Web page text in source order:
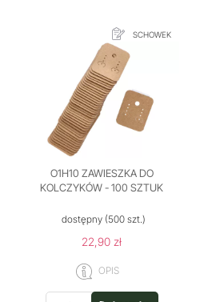
SCHOWEK
O1H10 ZAWIESZKA DO
KOLCZYKÓW - 100 SZTUK
dostępny (500 szt.)
22,90 zł
OPIS